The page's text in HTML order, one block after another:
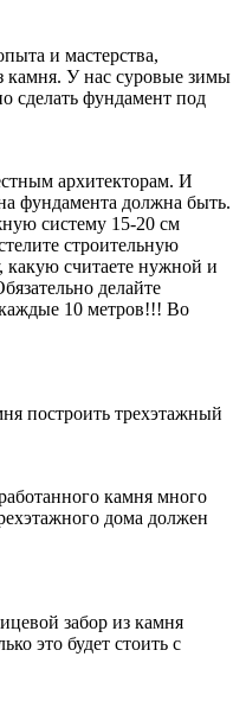
и мастерства,
камня. У нас суровые зимы
сделать фундамент под
архитекторам. И
фундамента должна быть.
систему 15-20 см
строительную
какую считаете нужной и
делайте
10 метров!!! Во
построить трехэтажный
камня много
дома должен
забор из камня
это будет стоить с